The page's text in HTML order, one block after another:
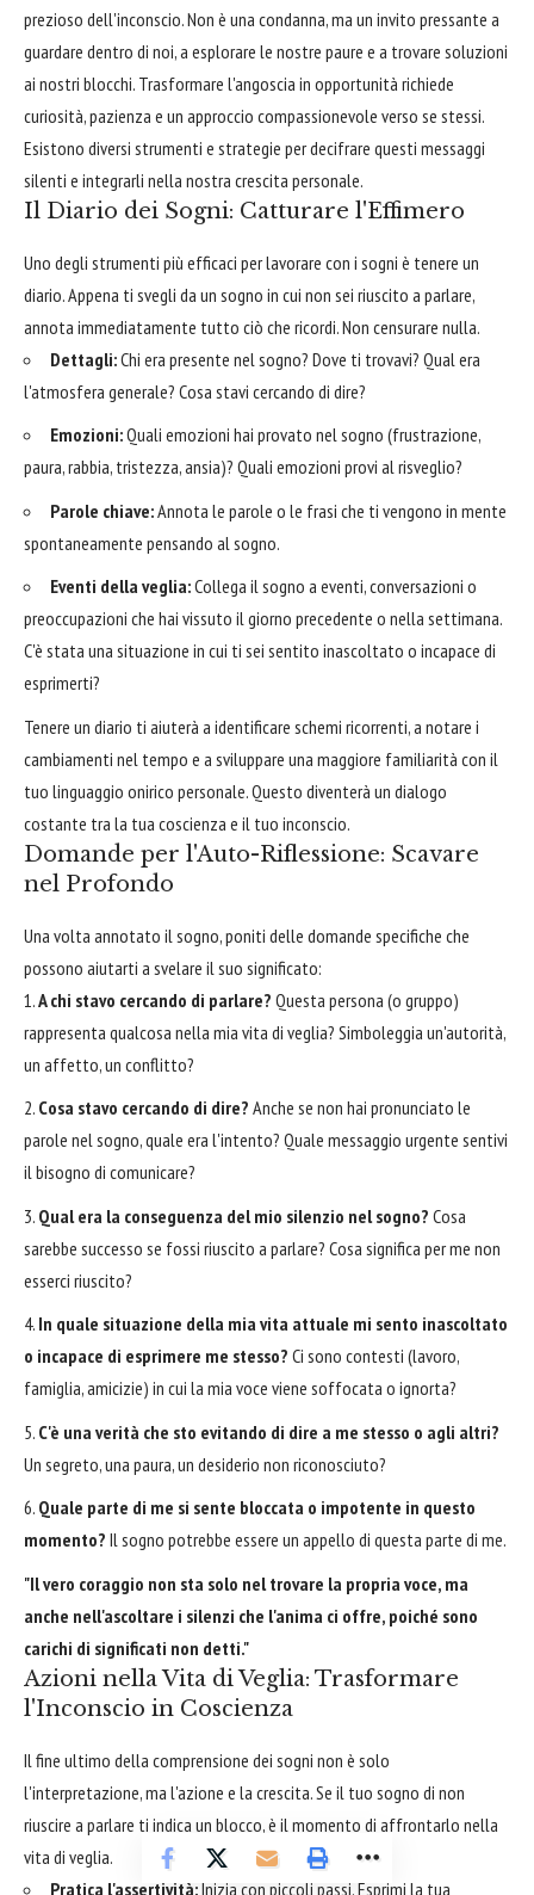
prezioso dell'inconscio. Non è una condanna, ma un invito pressante a
guardare dentro di noi, a esplorare le nostre paure e a trovare soluzioni
ai nostri blocchi. Trasformare l'angoscia in opportunità richiede
curiosità, pazienza e un approccio compassionevole verso se stessi.
Esistono diversi strumenti e strategie per decifrare questi messaggi
silenti e integrarli nella nostra crescita personale.
Il Diario dei Sogni: Catturare l'Effimero
Uno degli strumenti più efficaci per lavorare con i sogni è tenere un
diario. Appena ti svegli da un sogno in cui non sei riuscito a parlare,
annota immediatamente tutto ciò che ricordi. Non censurare nulla.
Dettagli:Chi era presente nel sogno? Dove ti trovavi? Qual era
l'atmosfera generale? Cosa stavi cercando di dire?
Emozioni:Quali emozioni hai provato nel sogno (frustrazione,
paura, rabbia, tristezza, ansia)? Quali emozioni provi al risveglio?
Parole chiave:Annota le parole o le frasi che ti vengono in mente
spontaneamente pensando al sogno.
Eventi della veglia:Collega il sogno a eventi, conversazioni o
preoccupazioni che hai vissuto il giorno precedente o nella settimana.
C'è stata una situazione in cui ti sei sentito inascoltato o incapace di
esprimerti?
Tenere un diario ti aiuterà a identificare schemi ricorrenti, a notare i
cambiamenti nel tempo e a sviluppare una maggiore familiarità con il
tuo linguaggio onirico personale. Questo diventerà un dialogo
costante tra la tua coscienza e il tuo inconscio.
Domande per l'Auto-Riflessione: Scavare
nel Profondo
Una volta annotato il sogno, poniti delle domande specifiche che
possono aiutarti a svelare il suo significato:
A chi stavo cercando di parlare? Questa persona (o gruppo)
rappresenta qualcosa nella mia vita di veglia? Simboleggia un'autorità,
un affetto, un conflitto?
Cosa stavo cercando di dire? Anche se non hai pronunciato le
parole nel sogno, quale era l'intento? Quale messaggio urgente sentivi
il bisogno di comunicare?
Qual era la conseguenza del mio silenzio nel sogno? Cosa
sarebbe successo se fossi riuscito a parlare? Cosa significa per me non
esserci riuscito?
In quale situazione della mia vita attuale mi sento inascoltato
o incapace di esprimere me stesso? Ci sono contesti (lavoro,
famiglia, amicizie) in cui la mia voce viene soffocata o ignorta?
C'è una verità che sto evitando di dire a me stesso o agli altri?
Un segreto, una paura, un desiderio non riconosciuto?
Quale parte di me si sente bloccata o impotente in questo
momento? Il sogno potrebbe essere un appello di questa parte di me.
"Il vero coraggio non sta solo nel trovare la propria voce, ma
anche nell'ascoltare i silenzi che l'anima ci offre, poiché sono
carichi di significati non detti."
Azioni nella Vita di Veglia: Trasformare
l'Inconscio in Coscienza
Il fine ultimo della comprensione dei sogni non è solo
l'interpretazione, ma l'azione e la crescita. Se il tuo sogno di non
riuscire a parlare ti indica un blocco, è il momento di affrontarlo nella
vita di veglia.
Pratica l'assertività:Inizia con piccoli passi. Esprimi la tua